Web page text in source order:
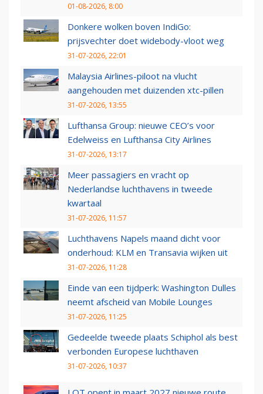
01-08-2026, 8:00
Donkere wolken boven IndiGo:
prijsvechter doet widebody-vloot weg
31-07-2026, 22:01
Malaysia Airlines-piloot na vlucht
aangehouden met duizenden xtc-pillen
31-07-2026, 13:55
Lufthansa Group: nieuwe CEO’s voor
Edelweiss en Lufthansa City Airlines
31-07-2026, 13:17
Meer passagiers en vracht op
Nederlandse luchthavens in tweede
kwartaal
31-07-2026, 11:57
Luchthavens Napels maand dicht voor
onderhoud: KLM en Transavia wijken uit
31-07-2026, 11:28
Einde van een tijdperk: Washington Dulles
neemt afscheid van Mobile Lounges
31-07-2026, 11:25
Gedeelde tweede plaats Schiphol als best
verbonden Europese luchthaven
31-07-2026, 10:37